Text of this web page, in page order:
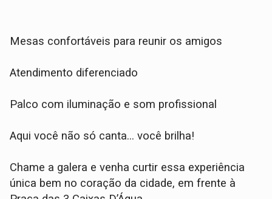
Mesas confortáveis para reunir os amigos
Atendimento diferenciado
Palco com iluminação e som profissional
Aqui você não só canta… você brilha!
Chame a galera e venha curtir essa experiência
única bem no coração da cidade, em frente à